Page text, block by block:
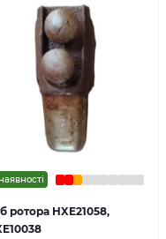
ротора HXE21058,